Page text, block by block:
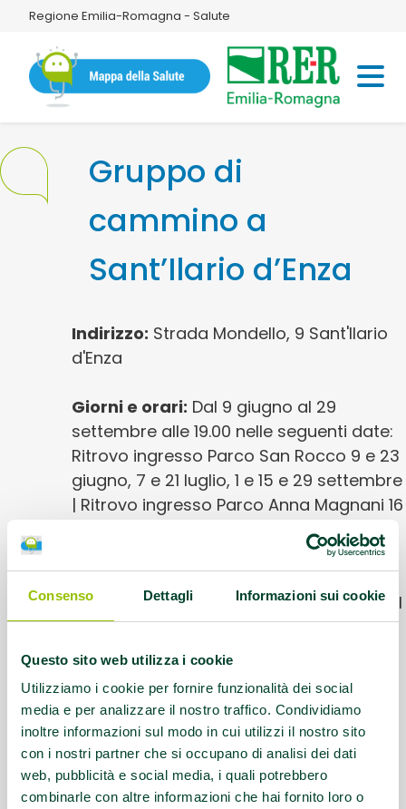
Consenso Dettagli Informazioni sui cookie
Questo sito web utilizza i cookie
Utilizziamo i cookie per fornire funzionalità dei social
media e per analizzare il nostro traffico. Condividiamo
inoltre informazioni sul modo in cui utilizzi il nostro sito
con i nostri partner che si occupano di analisi dei dati
web, pubblicità e social media, i quali potrebbero
combinarle con altre informazioni che hai fornito loro o
Regione Emilia-Romagna - Salute
Gruppo di
cammino a
Sant’Ilario d’Enza
Indirizzo: Strada Mondello, 9 Sant'Ilario
d'Enza
Giorni e orari: Dal 9 giugno al 29
settembre alle 19.00 nelle seguenti date:
Ritrovo ingresso Parco San Rocco 9 e 23
giugno, 7 e 21 luglio, 1 e 15 e 29 settembre
| Ritrovo ingresso Parco Anna Magnani 16
e 30 giugno, 14 e 28 luglio, 8 e 22
Informazioni utili:
RITROVO: Ingresso del
Parco San Rocco - Ginnastica dolce e
passeggiata con accompagnatore
informazioni: UISP 0522.267211
Questo contenuto si trova inGruppi di
cammino